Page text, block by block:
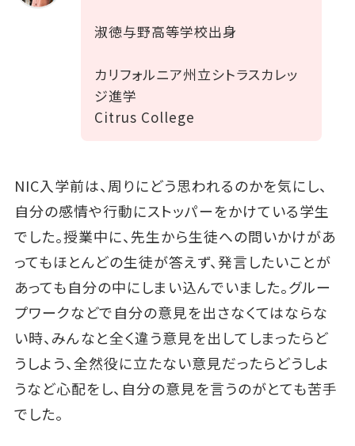
淑徳与野高等学校出身
カリフォルニア州立シトラスカレッ
ジ進学
Citrus College
NIC入学前は、周りにどう思われるのかを気にし、
自分の感情や行動にストッパーをかけている学生
でした。授業中に、先生から生徒への問いかけがあ
ってもほとんどの生徒が答えず、発言したいことが
あっても自分の中にしまい込んでいました。グルー
プワークなどで自分の意見を出さなくてはならな
い時、みんなと全く違う意見を出してしまったらど
うしよう、全然役に立たない意見だったらどうしよ
うなど心配をし、自分の意見を言うのがとても苦手
でした。